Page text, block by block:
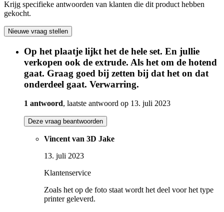
Krijg specifieke antwoorden van klanten die dit product hebben
gekocht.
Nieuwe vraag stellen
Op het plaatje lijkt het de hele set. En jullie
verkopen ook de extrude. Als het om de hotend
gaat. Graag goed bij zetten bij dat het on dat
onderdeel gaat. Verwarring.
1 antwoord, laatste antwoord op 13. juli 2023
Deze vraag beantwoorden
Vincent van 3D Jake
13. juli 2023
Klantenservice
Zoals het op de foto staat wordt het deel voor het type
printer geleverd.